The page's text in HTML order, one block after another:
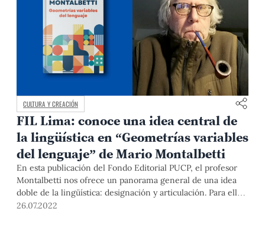
CULTURA Y CREACIÓN
FIL Lima: conoce una idea central de
la lingüística en “Geometrías variables
del lenguaje” de Mario Montalbetti
En esta publicación del Fondo Editorial PUCP, el profesor
Montalbetti nos ofrece un panorama general de una idea
doble de la lingüística: designación y articulación. Para ello,
recoge los planteamientos de grandes pensadores, como
26.07.2022